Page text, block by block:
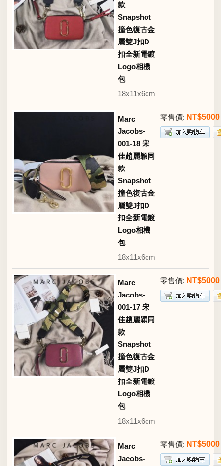
款
Snapshot
撞色復古金
屬雙J扣D
扣全新電鍍
Logo相機
包
18x11x6cm
Marc
Jacobs-
001-18 宋
佳趙麗穎同
款
Snapshot
撞色復古金
屬雙J扣D
扣全新電鍍
Logo相機
包
18x11x6cm
零售價: NT$5000
Marc
Jacobs-
001-17 宋
佳趙麗穎同
款
Snapshot
撞色復古金
屬雙J扣D
扣全新電鍍
Logo相機
包
18x11x6cm
零售價: NT$5000
Marc
Jacobs-
零售價: NT$5000